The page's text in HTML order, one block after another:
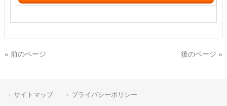
« 前のページ 後のページ »
サイトマップ プライバシーポリシー